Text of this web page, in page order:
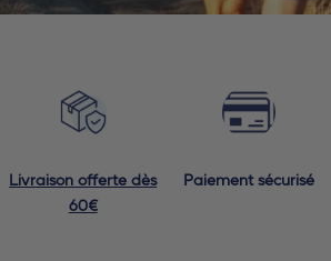
Livraison offerte dès
60€
Paiement sécurisé